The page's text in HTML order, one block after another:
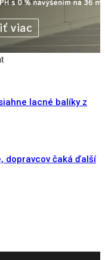
lacné balíky z
dopravcov čaká ďalší